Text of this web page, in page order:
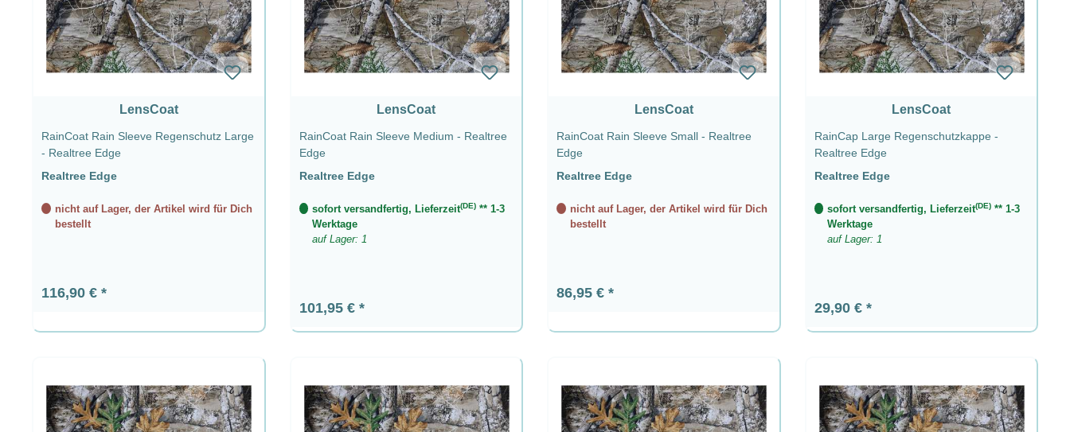
LensCoat
RainCoat Rain Sleeve Regenschutz Large
- Realtree Edge
Realtree Edge
nicht auf Lager, der Artikel wird für Dich
bestellt
Regulärer Preis:
116,90 €
LensCoat
RainCoat Rain Sleeve Medium - Realtree
Edge
Realtree Edge
sofort versandfertig, Lieferzeit(DE) ** 1-3
Werktage
auf Lager: 1
Regulärer Preis:
101,95 €
LensCoat
RainCoat Rain Sleeve Small - Realtree
Edge
Realtree Edge
nicht auf Lager, der Artikel wird für Dich
bestellt
Regulärer Preis:
86,95 €
LensCoat
RainCap Large Regenschutzkappe -
Realtree Edge
Realtree Edge
sofort versandfertig, Lieferzeit(DE) ** 1-3
Werktage
auf Lager: 1
Regulärer Preis:
29,90 €